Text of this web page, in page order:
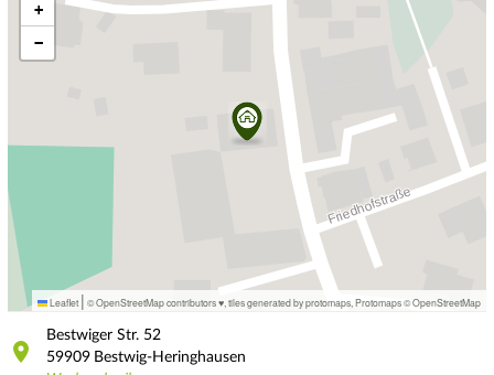
+
−
Leaflet | © OpenStreetMap contributors ♥, tiles generated by protomaps Protomaps©OpenStreetMap
Bestwiger Str. 52
59909 Bestwig-Heringhausen